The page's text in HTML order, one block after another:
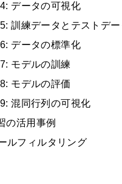
データの可視化
訓練データとテストデー
データの標準化
モデルの訓練
モデルの評価
混同行列の可視化
の活用事例
ルフィルタリング